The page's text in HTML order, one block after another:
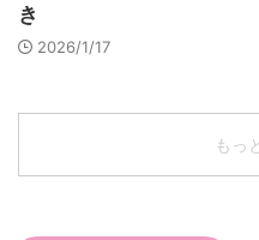
き
2026/1/17
もっ